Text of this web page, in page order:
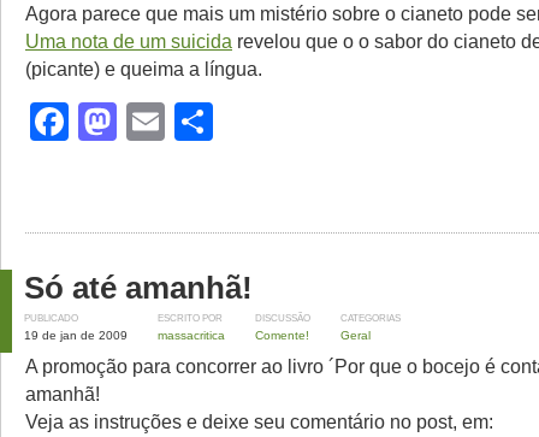
Agora parece que mais um mistério sobre o cianeto pode
Uma nota de um suicida revelou que o o sabor do cianeto
(picante) e queima a língua.
Facebook
Mastodon
Email
Só até amanhã!
PUBLICADO
19 de jan de 2009
ESCRITO POR
massacritica
DISCUSSÃO
Comente!
CATEGORIAS
Geral
A promoção para concorrer ao livro ´Por que o bocejo é
amanhã!
Veja as instruções e deixe seu comentário no post, em: